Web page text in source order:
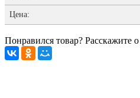
Цена:
Понравился товар? Расскажите